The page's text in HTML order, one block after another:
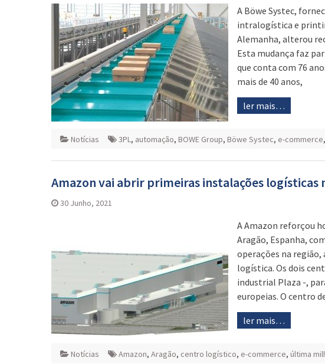
A Böwe Systec,
intralogística e
Alemanha, alterou
Esta mudança faz
que conta com 76
mais de 40 anos,
ler mais…
Notícias 3PL , automação, BOWE Group, Böwe Systec, e-commerce,
Amazon vai abrir primeiras instalações logísticas
30 Junho, 2021
A Amazon reforçou
Aragão, Espanha,
operações na
logística. Os dois
industrial Plaza -,
europeias. O centro
ler mais…
Notícias Amazon, Aragão, centro logístico, e-commerce, última